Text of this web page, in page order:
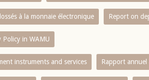
à la monnaie électronique Report on
in WAMU
instruments and services Rapport annuel